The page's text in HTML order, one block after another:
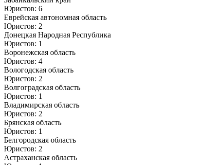
Юристов: 6
Еврейская автономная область
Юристов: 2
Донецкая Народная Республика
Юристов: 1
Воронежская область
Юристов: 4
Вологодская область
Юристов: 2
Волгоградская область
Юристов: 1
Владимирская область
Юристов: 2
Брянская область
Юристов: 1
Белгородская область
Юристов: 2
Астраханская область